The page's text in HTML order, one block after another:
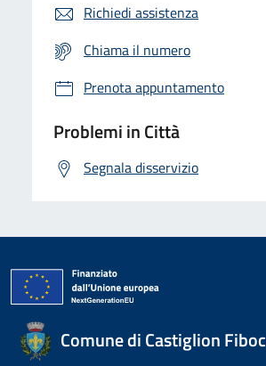
Richiedi assistenza
Chiama il numero
Prenota appuntamento
Problemi in Città
Segnala disservizio
Comune di Castiglion